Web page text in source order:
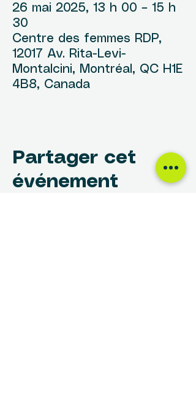
26 mai 2025, 13 h 00 – 15 h
30
Centre des femmes RDP,
12017 Av. Rita-Levi-
Montalcini, Montréal, QC H1E
4B8, Canada
Partager cet
événement